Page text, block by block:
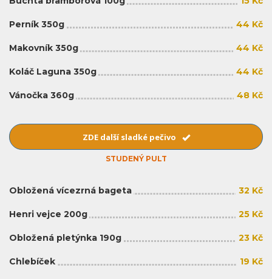
Perník 350g 44 Kč
Makovník 350g 44 Kč
Koláč Laguna 350g 44 Kč
Vánočka 360g 48 Kč
ZDE další sladké pečivo
STUDENÝ PULT
Obložená vícezrná bageta 32 Kč
Henri vejce 200g 25 Kč
Obložená pletýnka 190g 23 Kč
Chlebíček 19 Kč